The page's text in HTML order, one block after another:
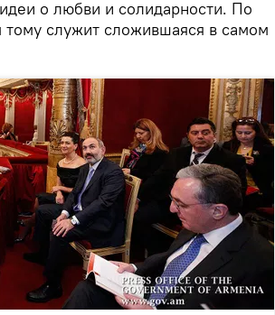
о любви и солидарности. По
служит сложившаяся в самом